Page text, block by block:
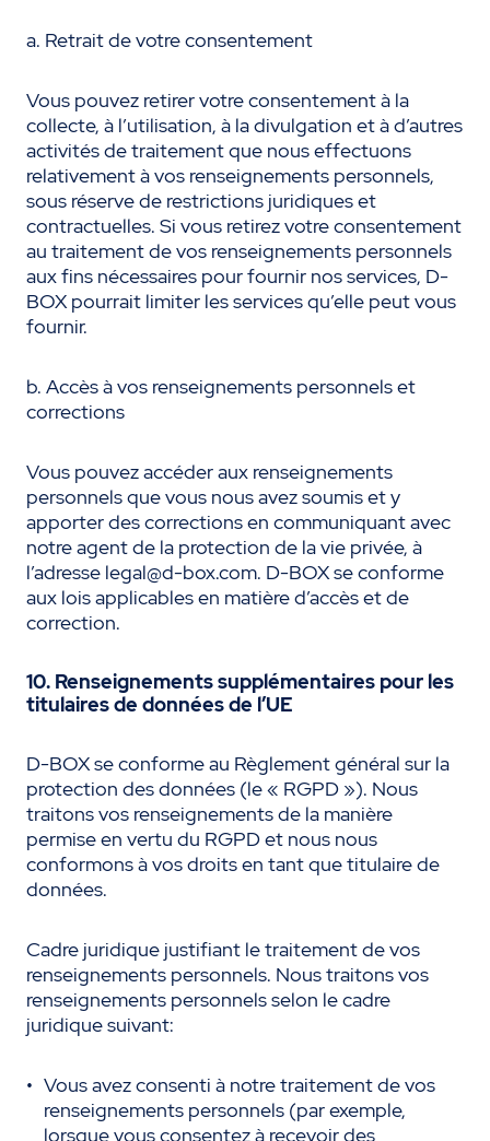
a. Retrait de votre consentement
Vous pouvez retirer votre consentement à la
collecte, à l’utilisation, à la divulgation et à d’autres
activités de traitement que nous effectuons
relativement à vos renseignements personnels,
sous réserve de restrictions juridiques et
contractuelles. Si vous retirez votre consentement
au traitement de vos renseignements personnels
aux fins nécessaires pour fournir nos services, D-
BOX pourrait limiter les services qu’elle peut vous
fournir.
b. Accès à vos renseignements personnels et
corrections
Vous pouvez accéder aux renseignements
personnels que vous nous avez soumis et y
apporter des corrections en communiquant avec
notre agent de la protection de la vie privée, à
l’adresse legal@d-box.com. D-BOX se conforme
aux lois applicables en matière d’accès et de
correction.
10. Renseignements supplémentaires pour les
titulaires de données de l’UE
D-BOX se conforme au Règlement général sur la
protection des données (le « RGPD »). Nous
traitons vos renseignements de la manière
permise en vertu du RGPD et nous nous
conformons à vos droits en tant que titulaire de
données.
Cadre juridique justifiant le traitement de vos
renseignements personnels. Nous traitons vos
renseignements personnels selon le cadre
juridique suivant:
Vous avez consenti à notre traitement de vos
renseignements personnels (par exemple,
lorsque vous consentez à recevoir des